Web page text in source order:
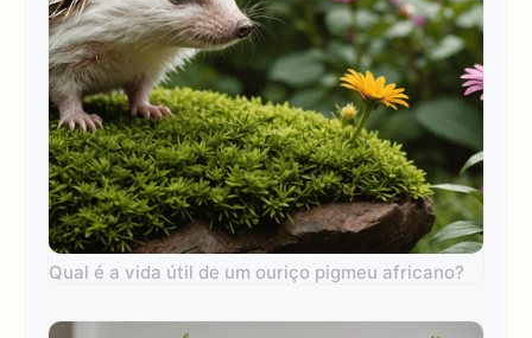
Qual é a vida útil de um ouriço pigmeu africano?